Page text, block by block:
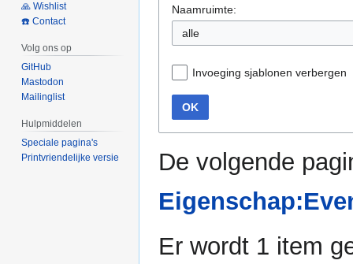
Naamruimte:
alle
Invoeging sjablonen verbergen
OK
De volgende
Er wordt 1 item
🙏 Wishlist
☎️ Contact
Volg ons op
GitHub
Mastodon
Mailinglist
Hulpmiddelen
Speciale pagina's
Printvriendelijke versie